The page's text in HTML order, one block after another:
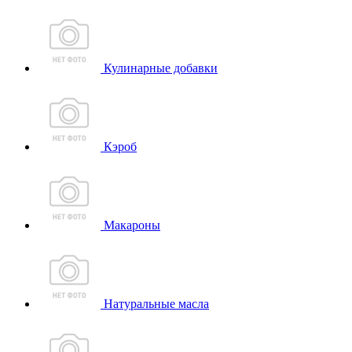
Кулинарные добавки
Кэроб
Макароны
Натуральные масла